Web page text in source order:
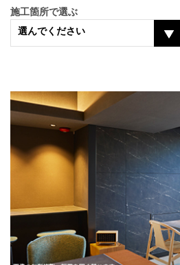
施工箇所で選ぶ
選んでください